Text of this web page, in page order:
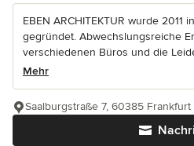
EBEN ARCHITEKTUR wurde 2011
gegründet. Abwechslungsreiche
verschiedenen Büros und die
Mehr
Saalburgstraße 7, 60385 Frankfurt